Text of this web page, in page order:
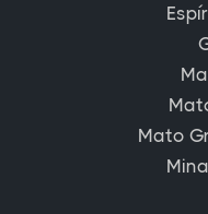
Mato